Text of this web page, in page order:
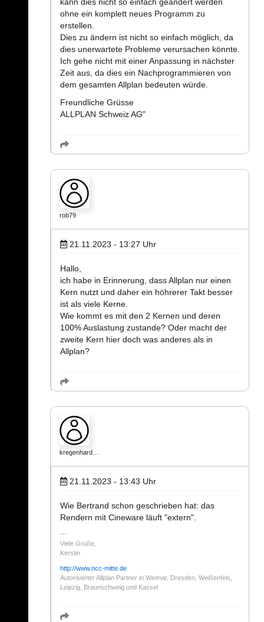
kann dies nicht so einfach geändert werden
ohne ein komplett neues Programm zu
erstellen.
Dies zu ändern ist nicht so einfach möglich, da
dies unerwartete Probleme verursachen könnte.
Ich gehe nicht mit einer Anpassung in nächster
Zeit aus, da dies ein Nachprogrammieren von
dem gesamten Allplan bedeuten würde.
Freundliche Grüsse
ALLPLAN Schweiz AG"
rob79
21.11.2023 - 13:27 Uhr
Hallo,
ich habe in Erinnerung, dass Allplan nur einen
Kern nutzt und daher ein höhrerer Takt besser
ist als viele Kerne.
Wie kommt es mit den 2 Kernen und deren
100% Auslastung zustande? Oder macht der
zweite Kern hier doch was anderes als in
Allplan?
kregenhard…
21.11.2023 - 13:43 Uhr
Wie Bertrand schon geschrieben hat: das
Rendern mit Cineware läuft "extern".
Viele Grüße,
Kerstin
http://www.ncc-mitte.de
Autorisierter Allplan Partner in Weimar, Dresden, Weißenfels,
Leipzig, Braunschweig und Kassel